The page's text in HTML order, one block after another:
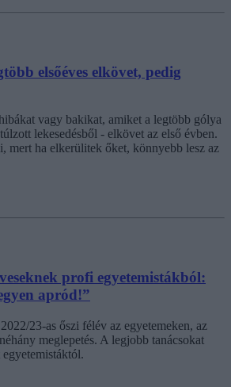
elsőéves elkövet, pedig
vagy bakikat, amiket a legtöbb gólya
lekesedésből - elkövet az első évben.
mert ha elkerülitek őket, könnyebb lesz az
profi egyetemistákból:
apród!”
23-as őszi félév az egyetemeken, az
meglepetés. A legjobb tanácsokat
egyetemistáktól.